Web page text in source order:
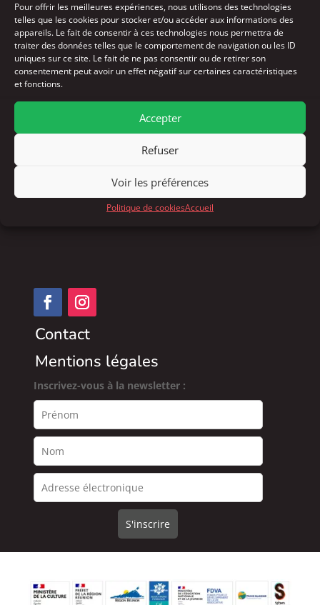
Pour offrir les meilleures expériences, nous utilisons des technologies
telles que les cookies pour stocker et/ou accéder aux informations des
appareils. Le fait de consentir à ces technologies nous permettra de
traiter des données telles que le comportement de navigation ou les ID
uniques sur ce site. Le fait de ne pas consentir ou de retirer son
consentement peut avoir un effet négatif sur certaines caractéristiques
et fonctions.
Accepter
Refuser
Voir les préférences
Politique de cookiesAccueil
2. JEUNE PUBLIC (3-10 ANS)
3. PUBLIC ADO (11-18 ANS)
CIRQUE
CLOWN CONTE DANSE
ÉCRITURE
MARIONNETTE / THÉÂTRE D'OBJET
Association de Gestion du Séchoir
Contact
Mentions légales
Inscrivez-vous à la newsletter :